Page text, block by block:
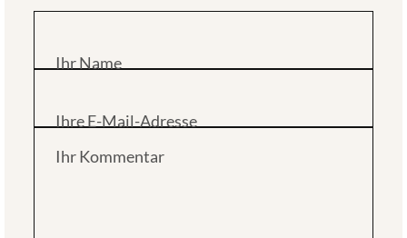
Ihr Kommentar
Ihr Name
Ihre E-Mail-Adresse